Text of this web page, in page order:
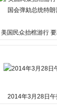
美国民众抬棺游行 要
2014年3月28日午